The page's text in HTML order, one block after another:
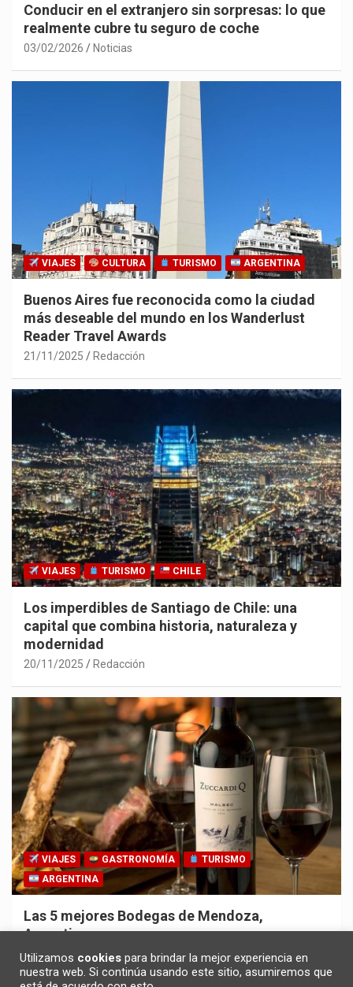
Conducir en el extranjero sin sorpresas: lo que
realmente cubre tu seguro de coche
03/02/2026 Noticias
VIAJES CULTURA TURISMO ARGENTINA
Buenos Aires fue reconocida como la ciudad
más deseable del mundo en los Wanderlust
Reader Travel Awards
21/11/2025 Redacción
VIAJES TURISMO CHILE
Los imperdibles de Santiago de Chile: una
capital que combina historia, naturaleza y
modernidad
20/11/2025 Redacción
VIAJES GASTRONOMÍA
TURISMO
ARGENTINA
Las 5 mejores Bodegas de Mendoza,
Argentina
30/10/2025 Redacción
Utilizamos cookies para brindar la mejor experiencia en
nuestra web. Si continúa usando este sitio, asumiremos que